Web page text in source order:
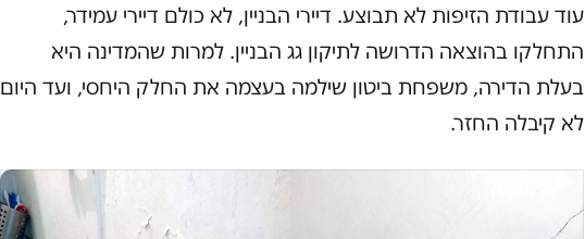
עוד עבודת הזיפות לא תבוצע. דיירי הבניין, לא כולם דיירי עמידר,
התחלקו בהוצאה הדרושה לתיקון גג הבניין. למרות שהמדינה היא
בעלת הדירה, משפחת ביטון שילמה בעצמה את החלק היחסי, ועד היום
לא קיבלה החזר.